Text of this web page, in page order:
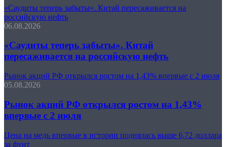
«Саудиты теперь забыты». Китай пересаживается на
российскую нефть
06.08.2026
«Саудиты теперь забыты». Китай
пересаживается на российскую нефть
Рынок акций РФ открылся ростом на 1,43% впервые с 2 июля
05.08.2026
Рынок акций РФ открылся ростом на 1,43%
впервые с 2 июля
Цена на медь впервые в истории поднялась выше 6,72 доллара
за фунт